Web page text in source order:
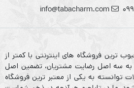
info@tabacharm.com
ترین فروشگاه های اینترنتی با کمتر از
به سه اصل رضایت مشتریان، تضمین اصل
توانسته به یکی از معتبر ترین فروشگاه